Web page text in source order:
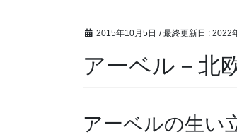
2015年10月5日 / 最終更新日 : 2022
アーベル－北
アーベルの生い